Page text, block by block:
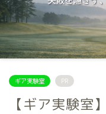
ギア実験室 PR
【ギア実験室